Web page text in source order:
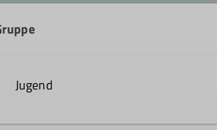
Jugend